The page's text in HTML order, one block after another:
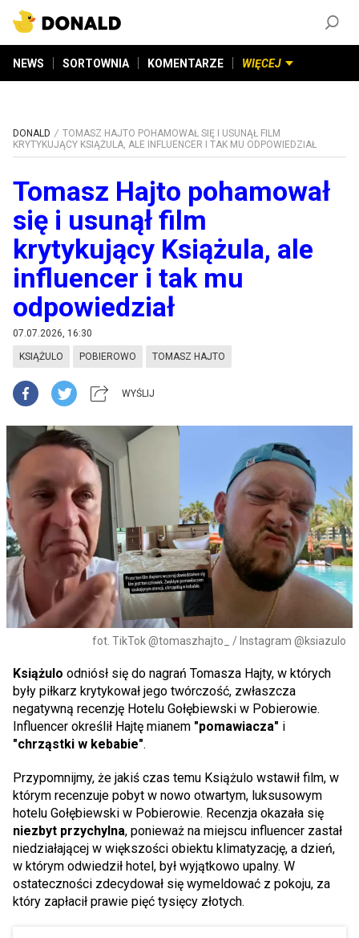
NEWS SORTOWNIA KOMENTARZE WIĘCEJ
DONALD
TOMASZ HAJTO POHAMOWAŁ SIĘ I USUNĄŁ FILM
KRYTYKUJĄCY KSIĄŻULA, ALE INFLUENCER I TAK MU ODPOWIEDZIAŁ
Tomasz Hajto pohamował
się i usunął film
krytykujący Książula, ale
influencer i tak mu
odpowiedział
07.07.2026, 16:30
KSIĄŻULO POBIEROWO TOMASZ HAJTO
WYŚLIJ
fot. TikTok @tomaszhajto_ / Instagram @ksiazulo
Książulo odniósł się do nagrań Tomasza Hajty, w których
były piłkarz krytykował jego twórczość, zwłaszcza
negatywną recenzję Hotelu Gołębiewski w Pobierowie.
Influencer określił Hajtę mianem "pomawiacza" i
"chrząstki w kebabie".
Przypomnijmy, że jakiś czas temu Książulo wstawił film, w
którym recenzuje pobyt w nowo otwartym, luksusowym
hotelu Gołębiewski w Pobierowie. Recenzja okazała się
niezbyt przychylna, ponieważ na miejscu influencer zastał
niedziałającej w większości obiektu klimatyzację, a dzień,
w którym odwiedził hotel, był wyjątkowo upalny. W
ostateczności zdecydował się wymeldować z pokoju, za
który zapłacił prawie pięć tysięcy złotych.